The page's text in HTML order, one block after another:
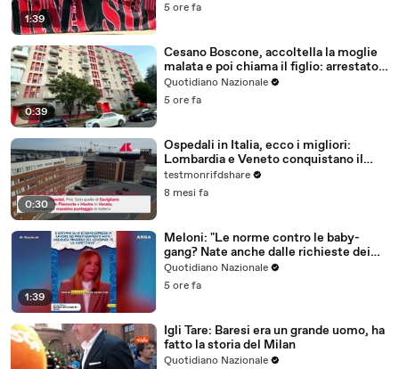
1:39
5 ore fa
0:39
Cesano Boscone, accoltella la moglie
malata e poi chiama il figlio: arrestato
84enne
Quotidiano Nazionale
5 ore fa
0:30
Ospedali in Italia, ecco i migliori:
Lombardia e Veneto conquistano il
podio
testmonrifdshare
8 mesi fa
1:39
Meloni: "Le norme contro le baby-
gang? Nate anche dalle richieste dei
ragazzi"
Quotidiano Nazionale
5 ore fa
Igli Tare: Baresi era un grande uomo, ha
fatto la storia del Milan
Quotidiano Nazionale